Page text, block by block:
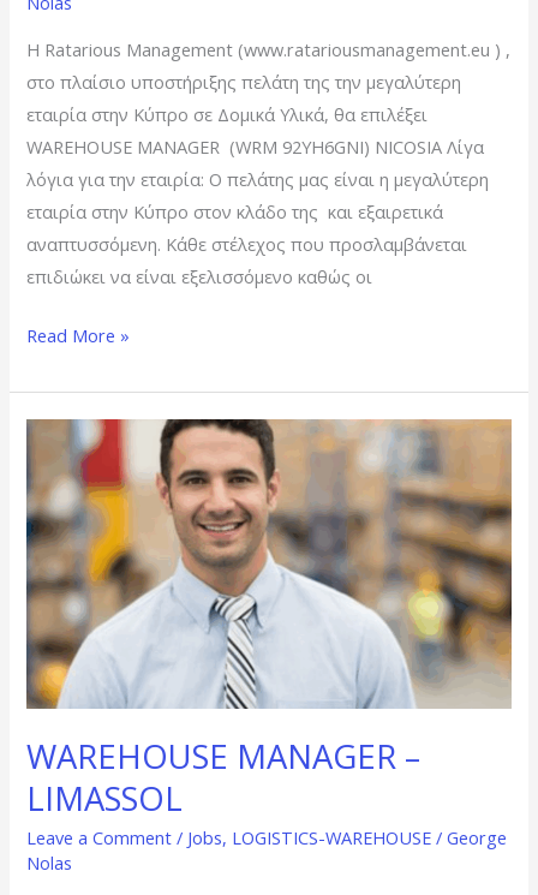
Η Ratarious Management (www.ratariousmanagement.eu ) ,
στο πλαίσιο υποστήριξης πελάτη της την μεγαλύτερη
εταιρία στην Κύπρο σε Δομικά Υλικά, θα επιλέξει
WAREHOUSE MANAGER (WRM 92ΥΗ6GΝI) NICOSIA Λίγα
λόγια για την εταιρία: Ο πελάτης μας είναι η μεγαλύτερη
εταιρία στην Κύπρο στον κλάδο της και εξαιρετικά
αναπτυσσόμενη. Κάθε στέλεχος που προσλαμβάνεται
επιδιώκει να είναι εξελισσόμενο καθώς οι
Read More »
WAREHOUSE MANAGER –
LIMASSOL
Leave a Comment / Jobs, LOGISTICS-WAREHOUSE /George
Nolas
WAREHOUSE
MANAGER
–
LIMASSOL